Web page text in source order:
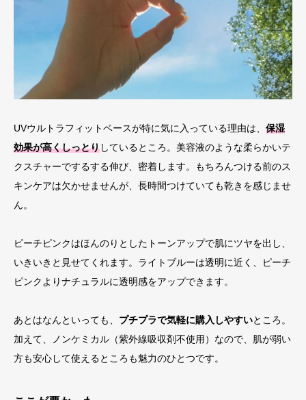
UVウルトラフィットベースが特に気に入っている理由は、 保湿
効果が高くしっとりしているところ。美容液のような柔らかいテ
クスチャーでするする伸び、密着します。もちろんつける前のス
キンケアは欠かせませんが、長時間つけていても乾きを感じませ
ん。
ピーチピンクはほんのりとしたトーンアップで肌にツヤを出し、
いきいきと見せてくれます。ライトブルーは透明に近く、ピーチ
ピンクよりナチュラルに透明感をアップできます。
あとはなんといっても、 プチプラで気軽に購入しやすいところ。
加えて、ノンケミカル（紫外線吸収剤不使用）なので、肌が弱い
方も安心して使えるところも魅力のひとつです。